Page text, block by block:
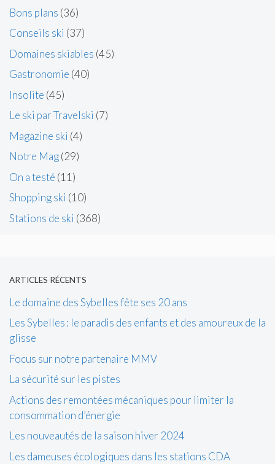
Bons plans (36)
Conseils ski (37)
Domaines skiables (45)
Gastronomie (40)
Insolite (45)
Le ski par Travelski (7)
Magazine ski (4)
Notre Mag(29)
On a testé (11)
Shopping ski (10)
Stations de ski (368)
ARTICLES RÉCENTS
Le domaine des Sybelles fête ses 20 ans
Les Sybelles : le paradis des enfants et des amoureux de la
glisse
Focus sur notre partenaire MMV
La sécurité sur les pistes
Actions des remontées mécaniques pour limiter la
consommation d’énergie
Les nouveautés de la saison hiver 2024
Les dameuses écologiques dans les stations CDA